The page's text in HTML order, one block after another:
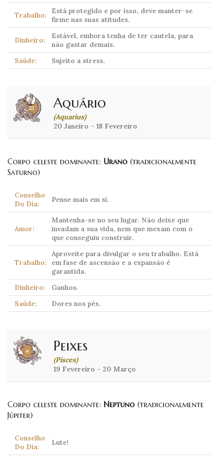
Trabalho:
Está protegido e por isso, deve manter-se
firme nas suas atitudes.
Dinheiro:
Estável, embora tenha de ter cautela, para
não gastar demais.
Saúde:
Sujeito a stress.
Aquário
(Aquarius)
20 Janeiro – 18 Fevereiro
Corpo celeste dominante: Urano (tradicionalmente
Saturno)
Conselho
Do Dia:
Pense mais em si.
Amor:
Mantenha-se no seu lugar. Não deixe que
invadam a sua vida, nem que mexam com o
que conseguiu construir.
Trabalho:
Aproveite para divulgar o seu trabalho. Está
em fase de ascensão e a expansão é
garantida.
Dinheiro:
Ganhos.
Saúde:
Dores nos pés.
Peixes
(Pisces)
19 Fevereiro – 20 Março
Corpo celeste dominante: Neptuno (tradicionalmente
Júpiter)
Conselho
Do Dia:
Lute!